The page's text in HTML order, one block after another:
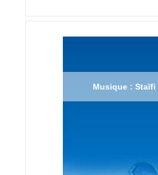
Musique : Staïfi